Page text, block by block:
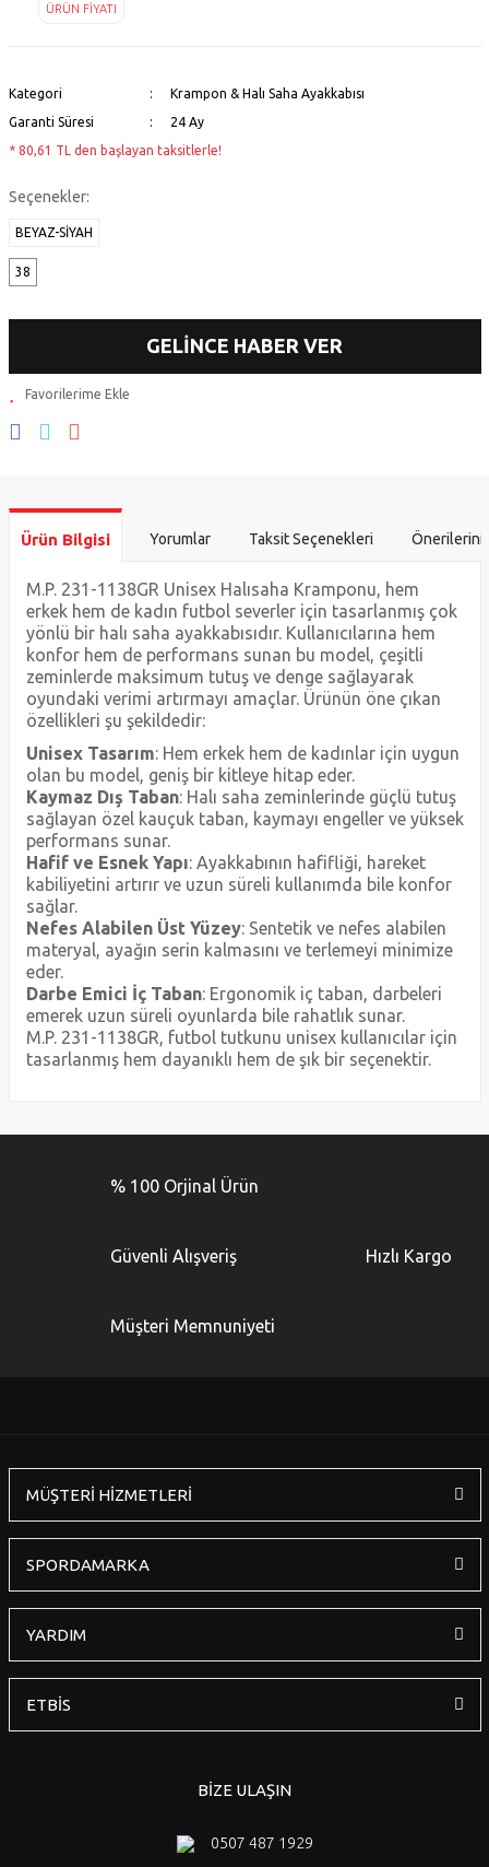
ÜRÜN FİYATI
Kategori
Krampon & Halı Saha Ayakkabısı
Garanti Süresi
24 Ay
* 80,61 TL den başlayan taksitlerle!
Seçenekler:
BEYAZ-SİYAH
38
GELİNCE HABER VER
Ürün Bilgisi Yorumlar Taksit Seçenekleri
M.P. 231-1138GR Unisex Halısaha Kramponu, hem
erkek hem de kadın futbol severler için tasarlanmış çok
yönlü bir halı saha ayakkabısıdır. Kullanıcılarına hem
konfor hem de performans sunan bu model, çeşitli
zeminlerde maksimum tutuş ve denge sağlayarak
oyundaki verimi artırmayı amaçlar. Ürünün öne çıkan
özellikleri şu şekildedir:
Unisex Tasarım: Hem erkek hem de kadınlar için uygun
olan bu model, geniş bir kitleye hitap eder.
Kaymaz Dış Taban: Halı saha zeminlerinde güçlü tutuş
sağlayan özel kauçuk taban, kaymayı engeller ve yüksek
performans sunar.
Hafif ve Esnek Yapı: Ayakkabının hafifliği, hareket
kabiliyetini artırır ve uzun süreli kullanımda bile konfor
sağlar.
Nefes Alabilen Üst Yüzey: Sentetik ve nefes alabilen
materyal, ayağın serin kalmasını ve terlemeyi minimize
eder.
Darbe Emici İç Taban: Ergonomik iç taban, darbeleri
emerek uzun süreli oyunlarda bile rahatlık sunar.
M.P. 231-1138GR, futbol tutkunu unisex kullanıcılar için
tasarlanmış hem dayanıklı hem de şık bir seçenektir.
Görüş ve önerileriniz için teşekkür ederiz.
Ürün resmi kalitesiz, bozuk veya görüntülenemiyor.
Gönder
% 100 Orjinal Ürün
Güvenli Alışveriş Hızlı Kargo
Müşteri Memnuniyeti
MÜŞTERİ HİZMETLERİ
SPORDAMARKA
YARDIM
ETBİS
BİZE ULAŞIN
0507 487 1929